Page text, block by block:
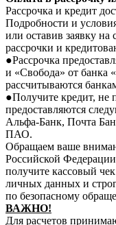
Рассрочка и кредит
Подробности и
или оставив заявку
рассрочки и
●Рассрочка
и «Свобода» от банка
рассчитываются
●Получите кредит, не
предоставляются
Альфа-Банк, Почта
ПАО.
Обращаем ваше
Российской
получите кассовый
личных данных и
по безопасному
ВАЖНО!
Для расчетов